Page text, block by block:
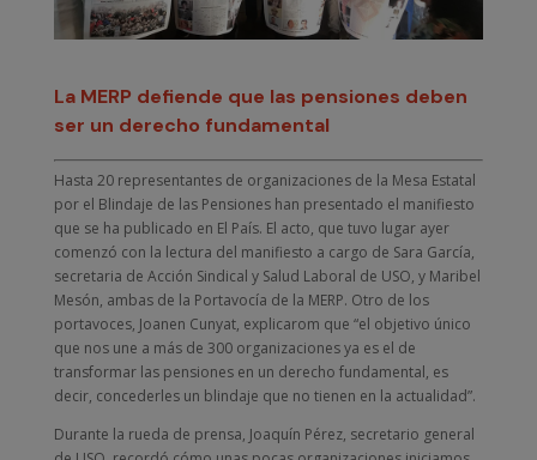
La MERP defiende que las pensiones deben
ser un derecho fundamental
Hasta 20 representantes de organizaciones de la Mesa Estatal
por el Blindaje de las Pensiones han presentado el manifiesto
que se ha publicado en El País. El acto, que tuvo lugar ayer
comenzó con la lectura del manifiesto a cargo de Sara García,
secretaria de Acción Sindical y Salud Laboral de USO, y Maribel
Mesón, ambas de la Portavocía de la MERP. Otro de los
portavoces, Joanen Cunyat, explicarom que “el objetivo único
que nos une a más de 300 organizaciones ya es el de
transformar las pensiones en un derecho fundamental, es
decir, concederles un blindaje que no tienen en la actualidad”.
Durante la rueda de prensa, Joaquín Pérez, secretario general